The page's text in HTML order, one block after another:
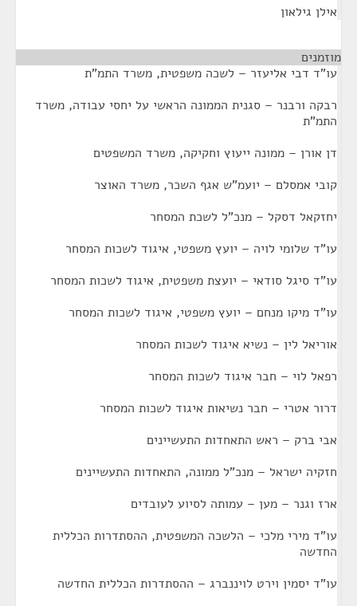
אילן גילאון
מוזמנים
עו"ד דבי אליעזר – לשכה משפטית, משרד התמ"ת
רבקה ורבנר – סגנית הממונה הראשי על יחסי עבודה, משרד
התמ"ת
דן אורן – ממונה ייעוץ וחקיקה, משרד המשפטים
קובי אמסלם – יועמ"ש אגף השכר, משרד האוצר
יחזקאל דסקל – מנכ"ל לשכת המסחר
עו"ד שלומי לויה – יועץ משפטי, איגוד לשכות המסחר
עו"ד סיגל סודאי – יועצת משפטית, איגוד לשכות המסחר
עו"ד מיקו מנחם – יועץ משפטי, איגוד לשכות המסחר
אוריאל לין – נשיא איגוד לשכות המסחר
רפאל לוי – חבר איגוד לשכות המסחר
דרור אטרי – חבר נשיאות איגוד לשכות המסחר
אבי ברק – ראש התאחדות התעשיינים
חזקיה ישראל – מנכ"ל ממונה, התאחדות התעשיינים
ארז וגנר – מען – עמותה לסיוע לעובדים
עו"ד מירי מלכי – הלשכה המשפטית, ההסתדרות הכללית
החדשה
עו"ד יסמין וירט לויננברג – ההסתדרות הכללית החדשה